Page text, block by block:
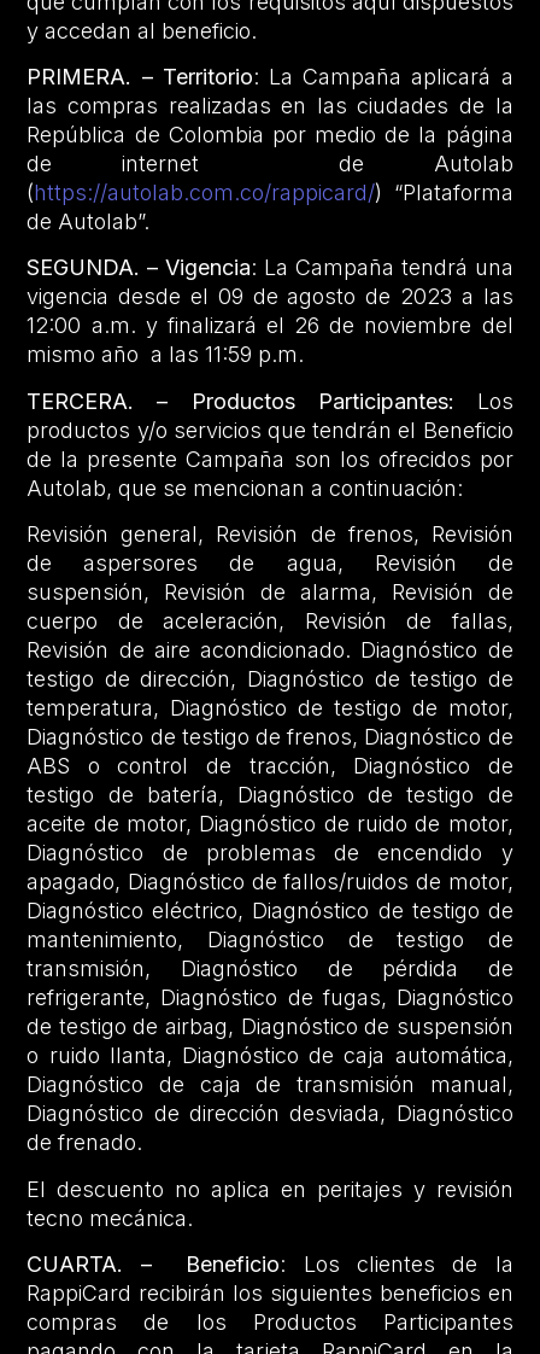
y accedan al beneficio.
PRIMERA. – Territorio: La Campaña aplicará a
las compras realizadas en las ciudades de la
República de Colombia por medio de la página
de internet de Autolab
(https://autolab.com.co/rappicard/) “Plataforma
de Autolab”.
SEGUNDA. – Vigencia: La Campaña tendrá una
vigencia desde el 09 de agosto de 2023 a las
12:00 a.m. y finalizará el 26 de noviembre del
mismo año a las 11:59 p.m.
TERCERA. – Productos Participantes: Los
productos y/o servicios que tendrán el Beneficio
de la presente Campaña son los ofrecidos por
Autolab, que se mencionan a continuación:
Revisión general, Revisión de frenos, Revisión
de aspersores de agua, Revisión de
suspensión, Revisión de alarma, Revisión de
cuerpo de aceleración, Revisión de fallas,
Revisión de aire acondicionado. Diagnóstico de
testigo de dirección, Diagnóstico de testigo de
temperatura, Diagnóstico de testigo de motor,
Diagnóstico de testigo de frenos, Diagnóstico de
ABS o control de tracción, Diagnóstico de
testigo de batería, Diagnóstico de testigo de
aceite de motor, Diagnóstico de ruido de motor,
Diagnóstico de problemas de encendido y
apagado, Diagnóstico de fallos/ruidos de motor,
Diagnóstico eléctrico, Diagnóstico de testigo de
mantenimiento, Diagnóstico de testigo de
transmisión, Diagnóstico de pérdida de
refrigerante, Diagnóstico de fugas, Diagnóstico
de testigo de airbag, Diagnóstico de suspensión
o ruido llanta, Diagnóstico de caja automática,
Diagnóstico de caja de transmisión manual,
Diagnóstico de dirección desviada, Diagnóstico
de frenado.
El descuento no aplica en peritajes y revisión
tecno mecánica.
CUARTA. –
Beneficio: Los clientes de la
RappiCard recibirán los siguientes beneficios en
compras de los Productos Participantes